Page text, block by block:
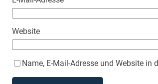
Website
Name, E-Mail-Adresse und Website